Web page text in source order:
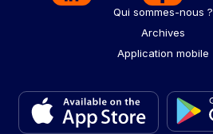
Qui sommes-nous ?
Archives
Application mobile